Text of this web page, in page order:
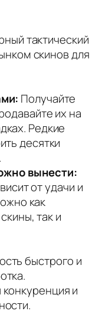
тактический
скинов для
Получайте
их на
Редкие
десятки
вынести:
от удачи и
как
так и
быстрого и
и